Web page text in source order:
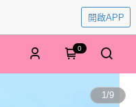
開啟APP
0
1/9